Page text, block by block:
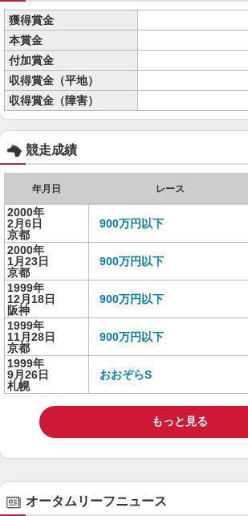
獲得賞金
本賞金
付加賞金
収得賞金（平地）
収得賞金（障害）
競走成績
年月日 レース
2000年
2月6日
京都
900万円以下
2000年
1月23日
京都
900万円以下
1999年
12月18日
阪神
900万円以下
1999年
11月28日
京都
900万円以下
1999年
9月26日
札幌
おおぞらS
もっと見る
オータムリーフニュース